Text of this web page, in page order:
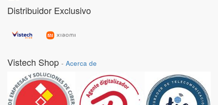
Distribuidor Exclusivo
Vistech Shop - Acerca de